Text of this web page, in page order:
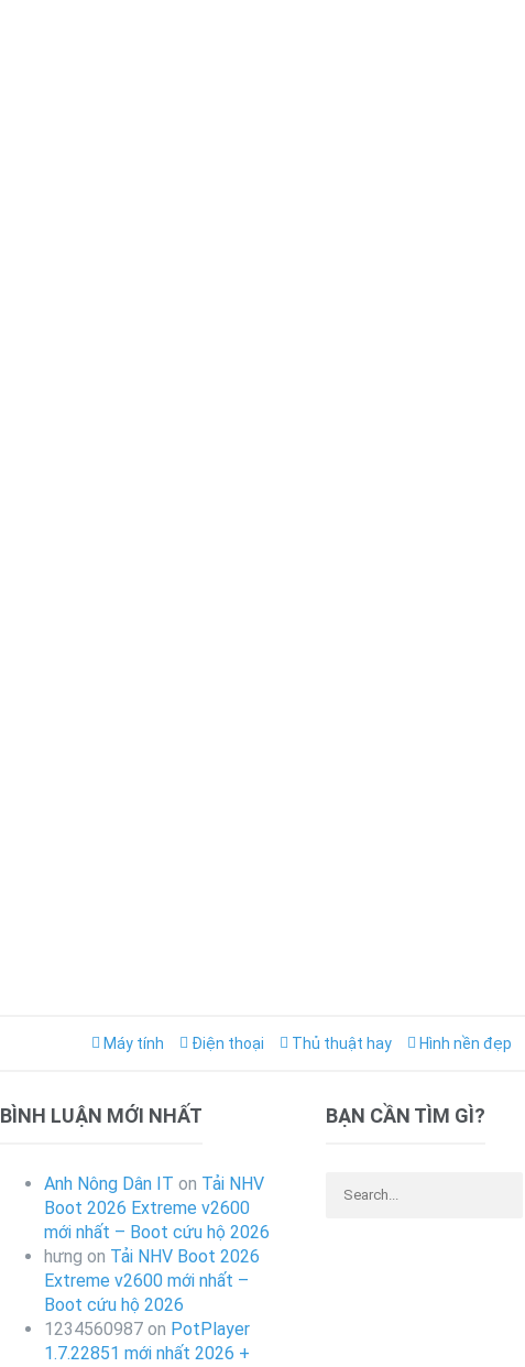
Máy tính Điện thoại Thủ thuật hay Hình nền đẹp
BÌNH LUẬN MỚI NHẤT
Anh Nông Dân IT on Tải NHV
Boot 2026 Extreme v2600
mới nhất – Boot cứu hộ 2026
hưng on Tải NHV Boot 2026
Extreme v2600 mới nhất –
Boot cứu hộ 2026
1234560987on PotPlayer
1.7.22851 mới nhất 2026 +
BẠN CẦN TÌM GÌ?